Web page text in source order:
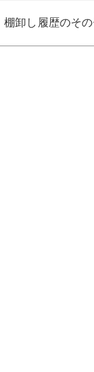
棚卸し履歴のそ